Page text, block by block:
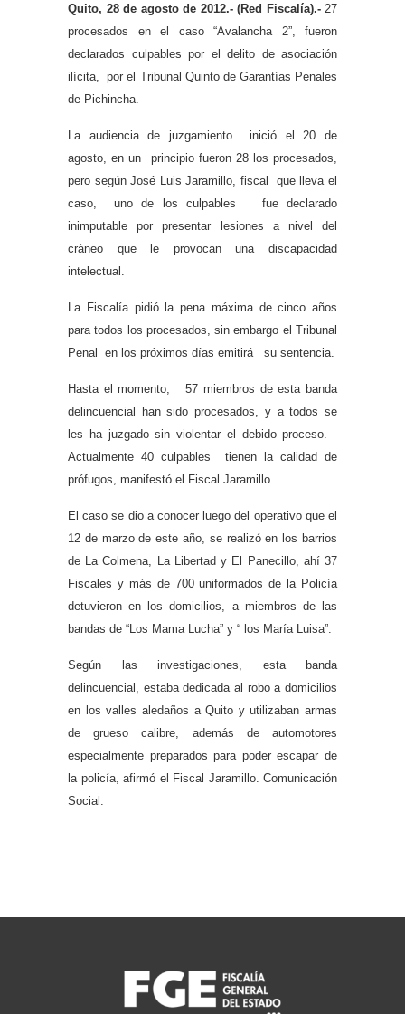
Quito, 28 de agosto de 2012.- (Red Fiscalía).-27
procesados en el caso “Avalancha 2”, fueron
declarados culpables por el delito de asociación
ilícita, por el Tribunal Quinto de Garantías Penales
de Pichincha.
La audiencia de juzgamiento inició el 20 de
agosto, en un principio fueron 28 los procesados,
pero según José Luis Jaramillo, fiscal que lleva el
caso, uno de los culpables fue declarado
inimputable por presentar lesiones a nivel del
cráneo que le provocan una discapacidad
intelectual.
La Fiscalía pidió la pena máxima de cinco años
para todos los procesados, sin embargo el Tribunal
Penal en los próximos días emitirá su sentencia.
Hasta el momento, 57 miembros de esta banda
delincuencial han sido procesados, y a todos se
les ha juzgado sin violentar el debido proceso.
Actualmente 40 culpables tienen la calidad de
prófugos, manifestó el Fiscal Jaramillo.
El caso se dio a conocer luego del operativo que el
12 de marzo de este año, se realizó en los barrios
de La Colmena, La Libertad y El Panecillo, ahí 37
Fiscales y más de 700 uniformados de la Policía
detuvieron en los domicilios, a miembros de las
bandas de “Los Mama Lucha” y “ los María Luisa”.
Según las investigaciones, esta banda
delincuencial, estaba dedicada al robo a domicilios
en los valles aledaños a Quito y utilizaban armas
de grueso calibre, además de automotores
especialmente preparados para poder escapar de
la policía, afirmó el Fiscal Jaramillo. Comunicación
Social.